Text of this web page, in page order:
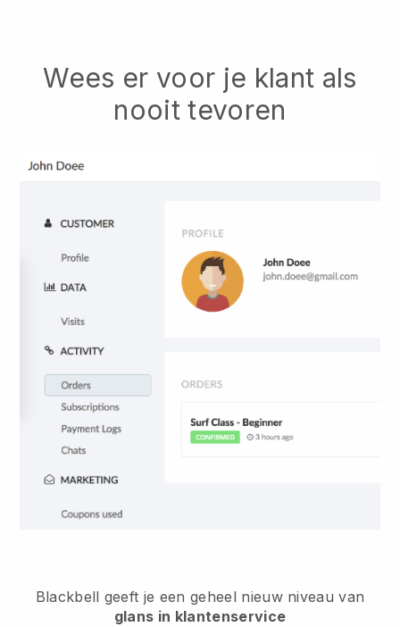
Wees er voor je klant als
nooit tevoren
Blackbell geeft je een geheel nieuw niveau van
glans in klantenservice